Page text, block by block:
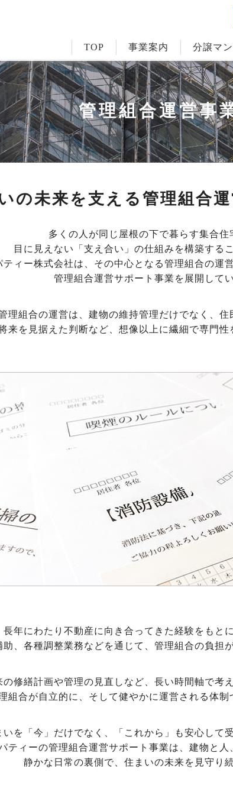
TOP 事業案内 分譲マ
管理組合運営事
の未来を支える管理組合
多くの人が同じ屋根の下で暮らす集合住
目に見えない「支え合い」の仕組みを構築する
ティー株式会社は、その中心となる管理組合の運
管理組合運営サポート事業を展開してい
理組合の運営は、建物の維持管理だけでなく、住
来を見据えた判断など、想像以上に繊細で専門性
長年にわたり不動産に向き合ってきた経験をもと
、各種調整業務などを通じて、管理組合の負担
の修繕計画や管理の見直しなど、長い時間軸で考
組合が自立的に、そして健やかに運営される体制
いを「今」だけでなく、「これから」も安心して
ティーの管理組合運営サポート事業は、建物と人
静かな日常の裏側で、住まいの未来を見守り